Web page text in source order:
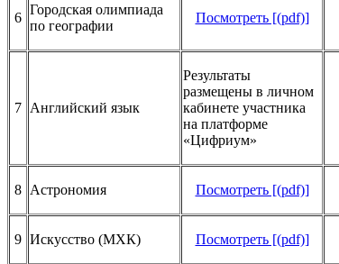
6
Городская олимпиада
по географии
Посмотреть [(pdf)]
7 Английский язык
Результаты
размещены в личном
кабинете участника
на платформе
«Цифриум»
8 Астрономия Посмотреть [(pdf)]
9 Искусство (МХК) Посмотреть [(pdf)]